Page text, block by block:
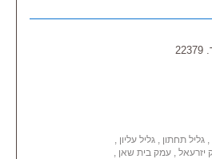
\
תחתון , גליל עליון ,
יזרעאל , עמק בית שאן ,